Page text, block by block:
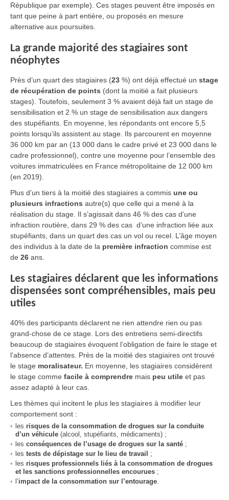
République par exemple). Ces stages peuvent être imposés en
tant que peine à part entière, ou proposés en mesure
alternative aux poursuites.
La grande majorité des stagiaires sont
néophytes
Près d’un quart des stagiaires (23 %) ont déjà effectué un stage
de récupération de points (dont la moitié a fait plusieurs
stages). Toutefois, seulement 3 % avaient déjà fait un stage de
sensibilisation et 2 % un stage de sensibilisation aux dangers
des stupéfiants. En moyenne, les répondants ont encore 5,5
points lorsqu’ils assistent au stage. Ils parcourent en moyenne
36 000 km par an (13 000 dans le cadre privé et 23 000 dans le
cadre professionnel), contre une moyenne pour l’ensemble des
voitures immatriculées en France métropolitaine de 12 000 km
(en 2019).
Plus d’un tiers à la moitié des stagiaires a commis une ou
plusieurs infractions autre(s) que celle qui a mené à la
réalisation du stage. Il s’agissait dans 46 % des cas d’une
infraction routière, dans 29 % des cas d’une infraction liée aux
stupéfiants, dans un quart des cas un vol ou recel. L’âge moyen
des individus à la date de la première infraction commise est
de 26 ans.
Les stagiaires déclarent que les informations
dispensées sont compréhensibles, mais peu
utiles
40% des participants déclarent ne rien attendre rien ou pas
grand-chose de ce stage. Lors des entretiens semi-directifs
beaucoup de stagiaires évoquent l’obligation de faire le stage et
l’absence d’attentes. Près de la moitié des stagiaires ont trouvé
le stage moralisateur. En moyenne, les stagiaires considèrent
le stage comme facile à comprendre mais peu utile et pas
assez adapté à leur cas.
Les thèmes qui incitent le plus les stagiaires à modifier leur
comportement sont :
les risques de la consommation de drogues sur la conduite
d’un véhicule (alcool, stupéfiants, médicaments) ;
les conséquences de l’usage de drogues sur la santé ;
les tests de dépistage sur le lieu de travail
;
les risques professionnels liés à la consommation de drogues
et les sanctions professionnelles encourues ;
l’impact de la consommation sur l’entourage.